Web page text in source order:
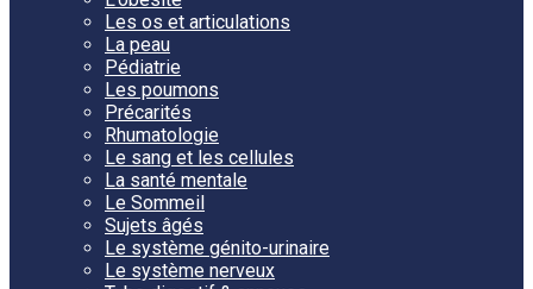
Les os et articulations
La peau
Pédiatrie
Les poumons
Précarités
Rhumatologie
Le sang et les cellules
La santé mentale
Le Sommeil
Sujets âgés
Le système génito-urinaire
Le système nerveux